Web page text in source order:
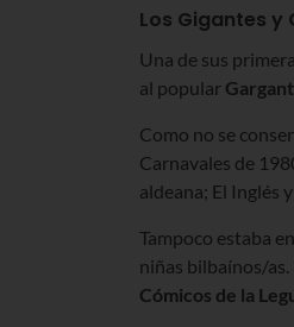
Los Gigantes y
Una de sus
al popular
Como no se
Carnavales de
aldeana; El Inglés
Tampoco estaba
niñas bilbaínos/
Cómicos de la